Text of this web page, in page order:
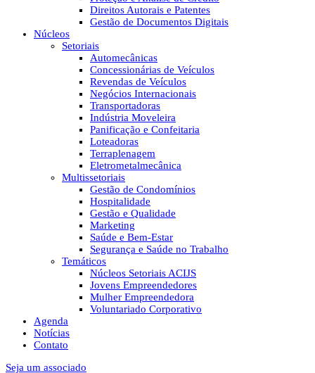
Direitos Autorais e Patentes
Gestão de Documentos Digitais
Núcleos
Setoriais
Automecânicas
Concessionárias de Veículos
Revendas de Veículos
Negócios Internacionais
Transportadoras
Indústria Moveleira
Panificação e Confeitaria
Loteadoras
Terraplenagem
Eletrometalmecânica
Multissetoriais
Gestão de Condomínios
Hospitalidade
Gestão e Qualidade
Marketing
Saúde e Bem-Estar
Segurança e Saúde no Trabalho
Temáticos
Núcleos Setoriais ACIJS
Jovens Empreendedores
Mulher Empreendedora
Voluntariado Corporativo
Agenda
Notícias
Contato
Seja um associado